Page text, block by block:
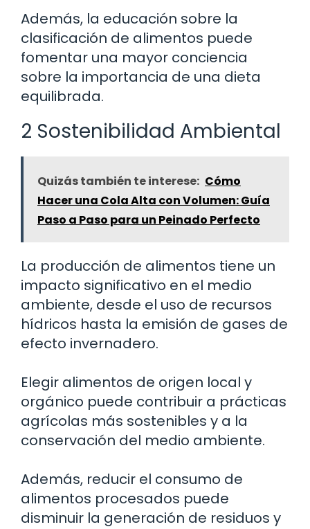
Además, la educación sobre la
clasificación de alimentos puede
fomentar una mayor conciencia
sobre la importancia de una dieta
equilibrada.
2 Sostenibilidad Ambiental
Quizás también te interese: Cómo
Hacer una Cola Alta con Volumen: Guía
Paso a Paso para un Peinado Perfecto
La producción de alimentos tiene un
impacto significativo en el medio
ambiente, desde el uso de recursos
hídricos hasta la emisión de gases de
efecto invernadero.
Elegir alimentos de origen local y
orgánico puede contribuir a prácticas
agrícolas más sostenibles y a la
conservación del medio ambiente.
Además, reducir el consumo de
alimentos procesados puede
disminuir la generación de residuos y